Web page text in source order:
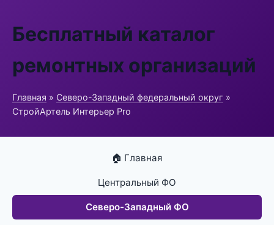
Бесплатный каталог
ремонтных организаций
Главная » Северо-Западный федеральный округ »
СтройАртель Интерьер Pro
🏠 Главная
Центральный ФО
Северо-Западный ФО